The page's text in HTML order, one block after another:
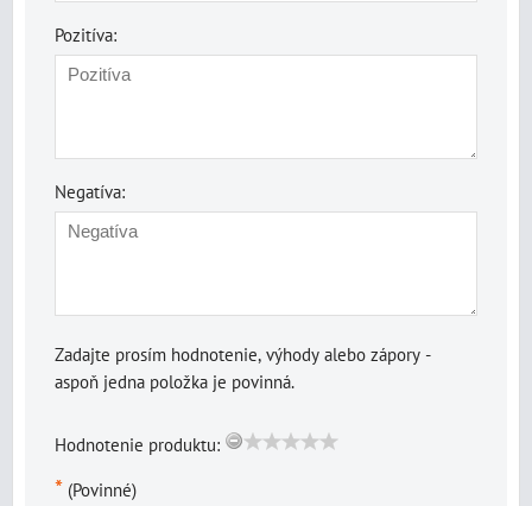
Pozitíva:
Negatíva:
Zadajte prosím hodnotenie, výhody alebo zápory -
aspoň jedna položka je povinná.
Hodnotenie produktu:
* (Povinné)